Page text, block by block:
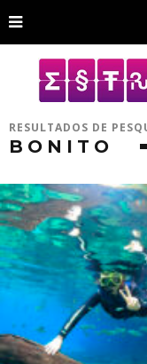
RESULTADOS DE
BONITO